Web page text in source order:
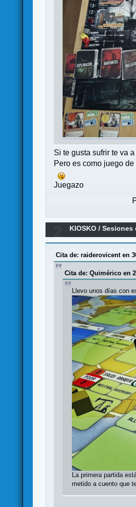
Si te gusta sufrir te va
Pero es como juego
Juegazo
KIOSKO /Sesiones
Cita de: raiderovicent en
Cita de: Quimérico en
Llevo unos días con
La primera partida
metido a cuento que